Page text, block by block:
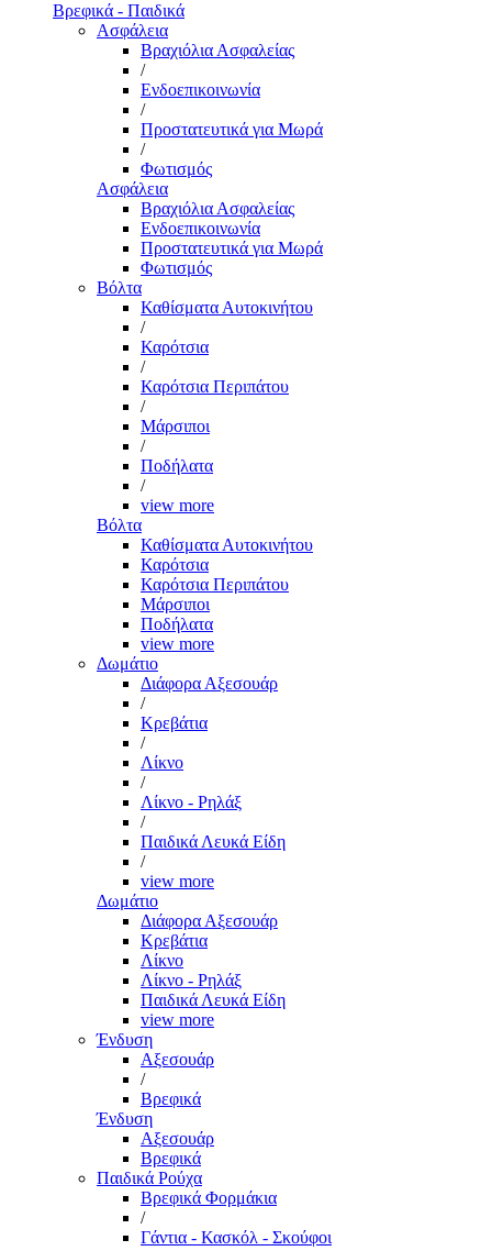
Βρεφικά - Παιδικά
Ασφάλεια
Βραχιόλια Ασφαλείας
/
Ενδοεπικοινωνία
/
Προστατευτικά για Μωρά
/
Φωτισμός
Ασφάλεια
Βραχιόλια Ασφαλείας
Ενδοεπικοινωνία
Προστατευτικά για Μωρά
Φωτισμός
Βόλτα
Καθίσματα Αυτοκινήτου
/
Καρότσια
/
Καρότσια Περιπάτου
/
Μάρσιποι
/
Ποδήλατα
/
view more
Βόλτα
Καθίσματα Αυτοκινήτου
Καρότσια
Καρότσια Περιπάτου
Μάρσιποι
Ποδήλατα
view more
Δωμάτιο
Διάφορα Αξεσουάρ
/
Κρεβάτια
/
Λίκνο
/
Λίκνο - Ρηλάξ
/
Παιδικά Λευκά Είδη
/
view more
Δωμάτιο
Διάφορα Αξεσουάρ
Κρεβάτια
Λίκνο
Λίκνο - Ρηλάξ
Παιδικά Λευκά Είδη
view more
Ένδυση
Αξεσουάρ
/
Βρεφικά
Ένδυση
Αξεσουάρ
Βρεφικά
Παιδικά Ρούχα
Βρεφικά Φορμάκια
/
Γάντια - Κασκόλ - Σκούφοι